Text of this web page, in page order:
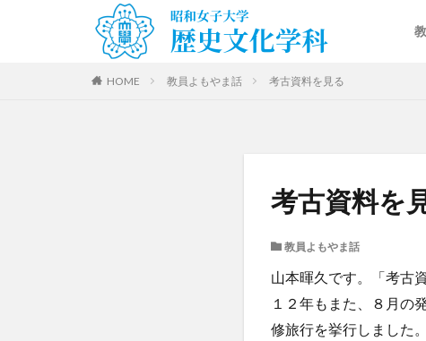
HOME 教員よもやま話 考古資料を見る
考古資料を
教員よもやま話
山本暉久です。「考古
１２年もまた、８月の
修旅行を挙行しました